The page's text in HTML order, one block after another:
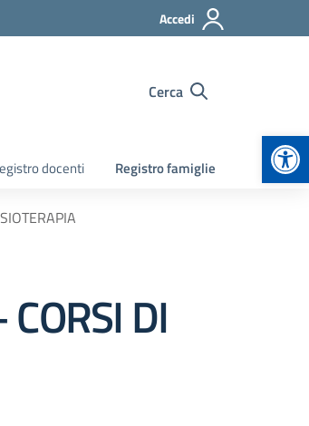
Accedi
Cerca
docenti Registro famiglie
DI